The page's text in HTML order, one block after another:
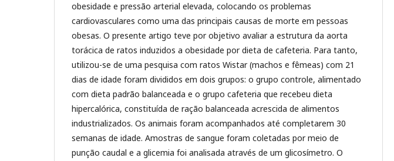
obesidade e pressão arterial elevada, colocando os problemas
cardiovasculares como uma das principais causas de morte em pessoas
obesas. O presente artigo teve por objetivo avaliar a estrutura da aorta
torácica de ratos induzidos a obesidade por dieta de cafeteria. Para tanto,
utilizou-se de uma pesquisa com ratos Wistar (machos e fêmeas) com 21
dias de idade foram divididos em dois grupos: o grupo controle, alimentado
com dieta padrão balanceada e o grupo cafeteria que recebeu dieta
hipercalórica, constituída de ração balanceada acrescida de alimentos
industrializados. Os animais foram acompanhados até completarem 30
semanas de idade. Amostras de sangue foram coletadas por meio de
punção caudal e a glicemia foi analisada através de um glicosímetro. O